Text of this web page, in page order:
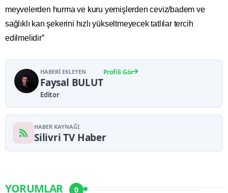
meyvelerden hurma ve kuru yemişlerden ceviz/badem ve
sağlıklı kan şekerini hızlı yükseltmeyecek tatlılar tercih
edilmelidir”
HABERI EKLEYEN
Faysal BULUT
Editor
Profili Gör
HABER KAYNAĞI
Silivri TV Haber
YORUMLAR 0